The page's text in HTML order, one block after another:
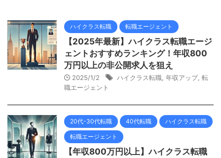
ハイクラス転職 転職エージェント
【2025年最新】ハイクラス転職エージ
ェントおすすめランキング！年収800
万円以上の非公開求人を狙え
2025/1/2 ハイクラス転職 年収アップ, 転
職エージェント
20代-30代転職 40代転職 ハイクラス転職
転職エージェント
【年収800万円以上】ハイクラス転職